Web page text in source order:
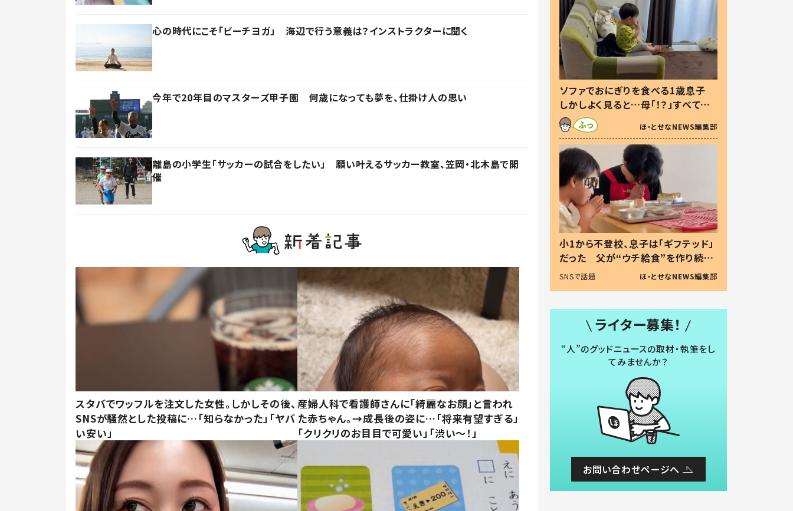
心の時代にこそ「ビーチヨガ」 海辺で行う意義は？インストラクターに聞く
今年で20年目のマスターズ甲子園 何歳になっても夢を、仕掛け人の思い
離島の小学生「サッカーの試合をしたい」 願い叶えるサッカー教室、笠岡・北木島で開
催
スタバでワッフルを注文した女性。しかしその後、
SNSが騒然とした投稿に…「知らなかった」「ヤバ
い安い」
産婦人科で看護師さんに「綺麗なお顔」と言われ
た赤ちゃん。→成長後の姿に…「将来有望すぎる」
「クリクリのお目目で可愛い」「渋い～！」
ソファでおにぎりを食べる1歳息子
しかしよく見ると…母「！？」すべてを
察した母の投稿に「可愛いから許
す！」「現行犯〜」
ほ・とせなNEWS編集部
小1から不登校、息子は「ギフテッド」
だった 父が“ウチ給食”を作り続け
る理由とは #令和の親 #令和の子
SNSで話題 ほ・とせなNEWS編集部
ライター募集！
“人”のグッドニュースの取材・執筆をし
てみませんか？
お問い合わせページへ